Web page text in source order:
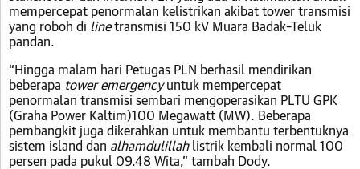
mempercepat penormalan kelistrikan akibat tower transmisi
yang roboh di linetransmisi 150 kV Muara Badak–Teluk
pandan.
“Hingga malam hari Petugas PLN berhasil mendirikan
beberapa tower emergencyuntuk mempercepat
penormalan transmisi sembari mengoperasikan PLTU GPK
(Graha Power Kaltim)100 Megawatt (MW). Beberapa
pembangkit juga dikerahkan untuk membantu terbentuknya
sistem island dan alhamdulillah listrik kembali normal 100
persen pada pukul 09.48 Wita,” tambah Dody.